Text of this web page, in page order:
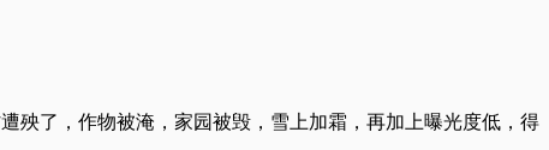
殃了，作物被淹，家园被毁，雪上加霜，再加上曝光度低，得